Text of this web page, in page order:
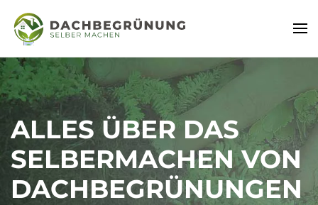
ALLES ÜBER DAS
SELBERMACHEN VON
DACHBEGRÜNUNGEN